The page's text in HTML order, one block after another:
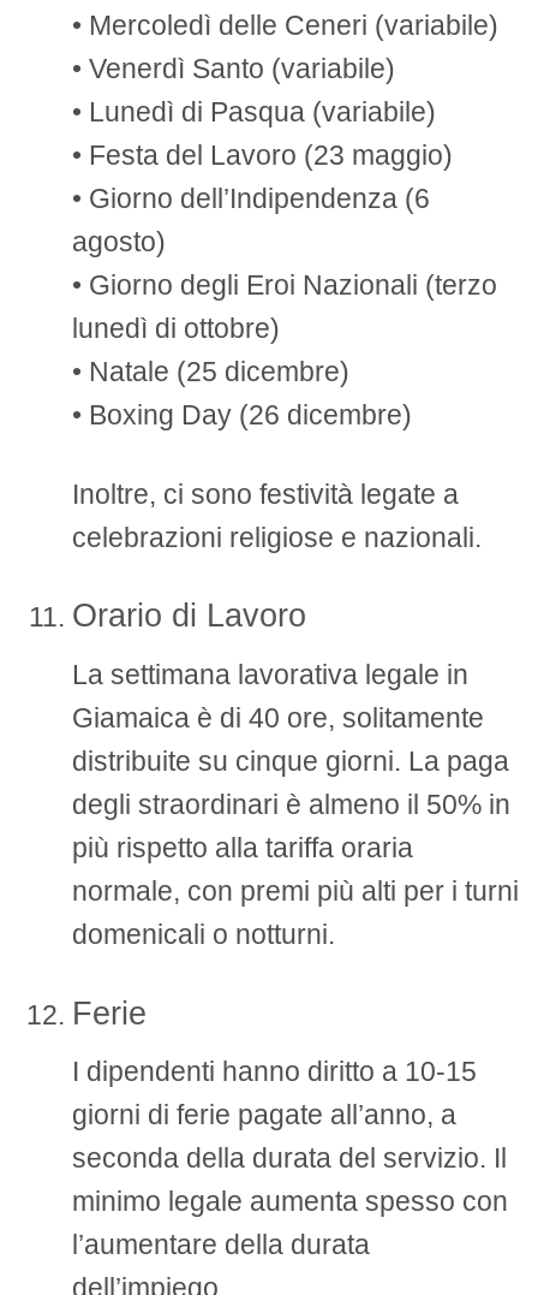
• Mercoledì delle Ceneri (variabile)
• Venerdì Santo (variabile)
• Lunedì di Pasqua (variabile)
• Festa del Lavoro (23 maggio)
• Giorno dell’Indipendenza (6
agosto)
• Giorno degli Eroi Nazionali (terzo
lunedì di ottobre)
• Natale (25 dicembre)
• Boxing Day (26 dicembre)
Inoltre, ci sono festività legate a
celebrazioni religiose e nazionali.
Orario di Lavoro
La settimana lavorativa legale in
Giamaica è di 40 ore, solitamente
distribuite su cinque giorni. La paga
degli straordinari è almeno il 50% in
più rispetto alla tariffa oraria
normale, con premi più alti per i turni
domenicali o notturni.
Ferie
I dipendenti hanno diritto a 10-15
giorni di ferie pagate all’anno, a
seconda della durata del servizio. Il
minimo legale aumenta spesso con
l’aumentare della durata
dell’impiego.